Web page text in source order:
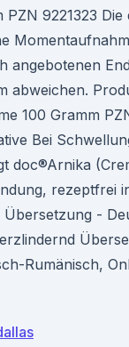
PZN 9221323 Die
angebotenen
abweichen.
100 Gramm
Bei
doc®Arnika
rezeptfrei
-
Rumänisch,